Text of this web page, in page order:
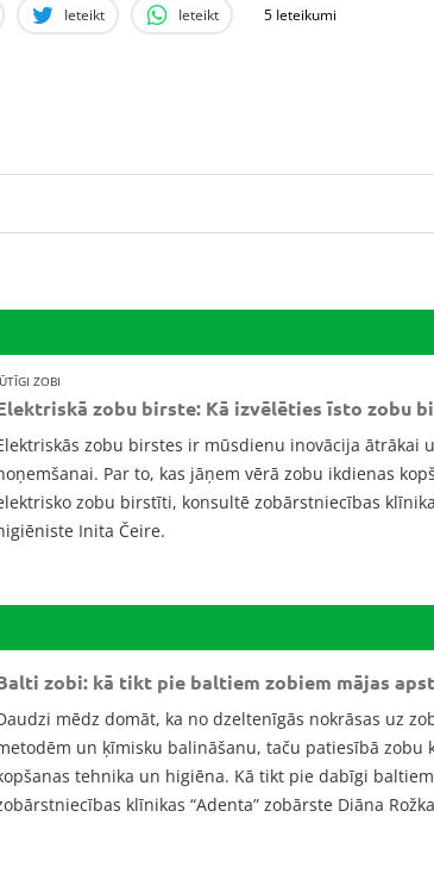
Ieteikt Ieteikt 5 Ieteikumi
ZOBI
zobu birste: Kā izvēlēties īsto zobu
zobu birstes ir mūsdienu inovācija ātrākai
Par to, kas jāņem vērā zobu ikdienas
zobu birstīti, konsultē zobārstniecības
Inita Čeire.
zobi: kā tikt pie baltiem zobiem mājas
mēdz domāt, ka no dzeltenīgās nokrāsas uz
un ķīmisku balināšanu, taču patiesībā zobu
tehnika un higiēna. Kā tikt pie dabīgi
klīnikas “Adenta” zobārste Diāna